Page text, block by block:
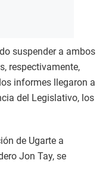
suspender a ambos
respectivamente,
informes llegaron a
del Legislativo, los
de Ugarte a
Jon Tay, se